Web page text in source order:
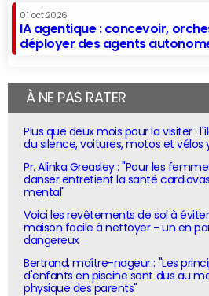
01 oct 2026
IA agentique : concevoir,
déployer des agents
À NE PAS RATER
Plus que deux mois pour la visiter :
du silence, voitures, motos et vélos
Pr. Alinka Greasley : "Pour les
danser entretient la santé
mental"
Voici les revêtements de sol à
maison facile à nettoyer - un en
dangereux
Bertrand, maître-nageur : "Les
d'enfants en piscine sont dus au
physique des parents"